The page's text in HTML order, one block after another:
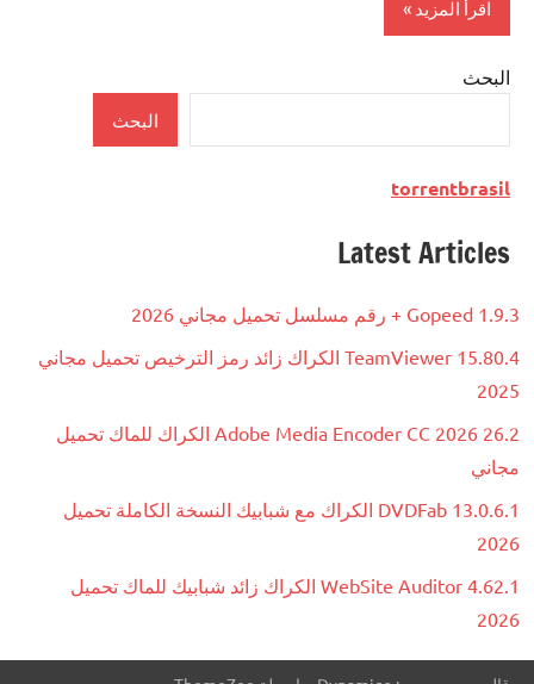
اقرأ المزيد
Multimedia
البحث
البحث
torrentbrasil
Latest Articles
Gopeed 1.9.3 + رقم مسلسل تحميل مجاني 2026
TeamViewer 15.80.4 الكراك زائد رمز الترخيص تحميل مجاني
2025
Adobe Media Encoder CC 2026 26.2 الكراك للماك تحميل
مجاني
DVDFab 13.0.6.1 الكراك مع شبابيك النسخة الكاملة تحميل
2026
WebSite Auditor 4.62.1 الكراك زائد شبابيك للماك تحميل
2026